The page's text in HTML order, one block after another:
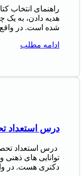
راهنمای انتخاب
هدیه دادن، به یک
شده است. در
ادامه مطلب
درس استعداد
درس استعداد
توانایی های
دکتری هست. در